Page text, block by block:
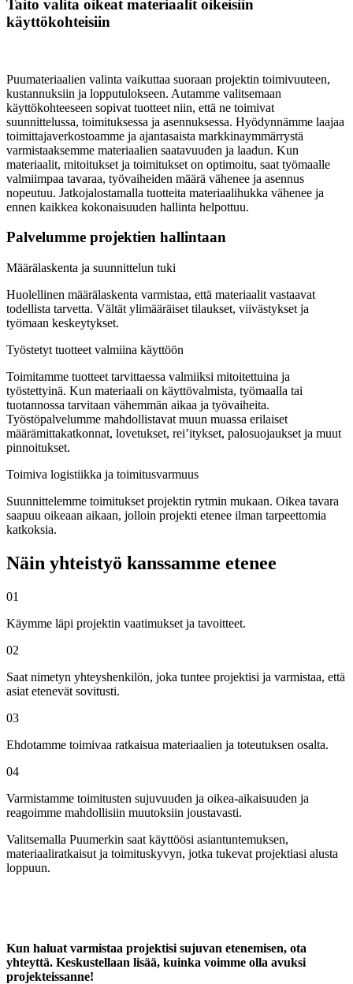
Taito valita oikeat materiaalit oikeisiin
käyttökohteisiin
Puumateriaalien valinta vaikuttaa suoraan projektin toimivuuteen,
kustannuksiin ja lopputulokseen. Autamme valitsemaan
käyttökohteeseen sopivat tuotteet niin, että ne toimivat
suunnittelussa, toimituksessa ja asennuksessa. Hyödynnämme laajaa
toimittajaverkostoamme ja ajantasaista markkinaymmärrystä
varmistaaksemme materiaalien saatavuuden ja laadun. Kun
materiaalit, mitoitukset ja toimitukset on optimoitu, saat työmaalle
valmiimpaa tavaraa, työvaiheiden määrä vähenee ja asennus
nopeutuu. Jatkojalostamalla tuotteita materiaalihukka vähenee ja
ennen kaikkea kokonaisuuden hallinta helpottuu.
Palvelumme projektien hallintaan
Määrälaskenta ja suunnittelun tuki
Huolellinen määrälaskenta varmistaa, että materiaalit vastaavat
todellista tarvetta. Vältät ylimääräiset tilaukset, viivästykset ja
työmaan keskeytykset.
Työstetyt tuotteet valmiina käyttöön
Toimitamme tuotteet tarvittaessa valmiiksi mitoitettuina ja
työstettyinä. Kun materiaali on käyttövalmista, työmaalla tai
tuotannossa tarvitaan vähemmän aikaa ja työvaiheita.
Työstöpalvelumme mahdollistavat muun muassa erilaiset
määrämittakatkonnat, lovetukset, rei’itykset, palosuojaukset ja muut
pinnoitukset.
Toimiva logistiikka ja toimitusvarmuus
Suunnittelemme toimitukset projektin rytmin mukaan. Oikea tavara
saapuu oikeaan aikaan, jolloin projekti etenee ilman tarpeettomia
katkoksia.
Näin yhteistyö kanssamme etenee
01
Käymme läpi projektin vaatimukset ja tavoitteet.
02
Saat nimetyn yhteyshenkilön, joka tuntee projektisi ja varmistaa, että
asiat etenevät sovitusti.
03
Ehdotamme toimivaa ratkaisua materiaalien ja toteutuksen osalta.
04
Varmistamme toimitusten sujuvuuden ja oikea-aikaisuuden ja
reagoimme mahdollisiin muutoksiin joustavasti.
Valitsemalla Puumerkin saat käyttöösi asiantuntemuksen,
materiaaliratkaisut ja toimituskyvyn, jotka tukevat projektiasi alusta
loppuun.
Kun haluat varmistaa projektisi sujuvan etenemisen, ota
yhteyttä. Keskustellaan lisää, kuinka voimme olla avuksi
projekteissanne!